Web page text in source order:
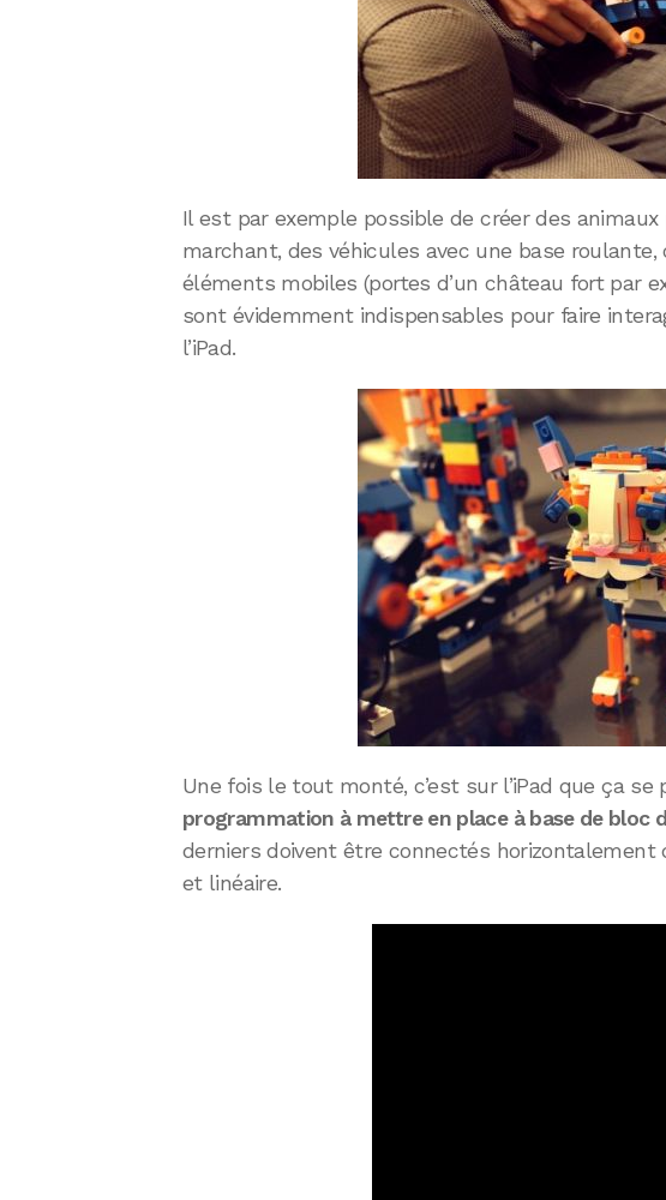
Il est par exemple possible de créer des
marchant, des véhicules avec une base
éléments mobiles (portes d’un château fort par
sont évidemment indispensables pour faire
l’iPad.
Une fois le tout monté, c’est sur l’iPad que ça se
programmation à mettre en place à base de bloc
derniers doivent être connectés horizontalement
et linéaire.